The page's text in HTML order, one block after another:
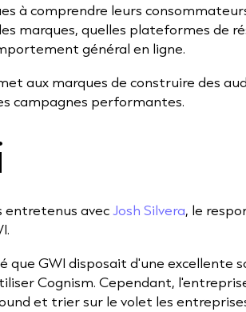
à comprendre leurs
marques, quelles plateformes de
général en ligne.
aux marques de construire des
campagnes performantes.
entretenus avecJosh Silvera, le
que GWI disposait d'une excellente
Cognism. Cependant,
et trier sur le volet les